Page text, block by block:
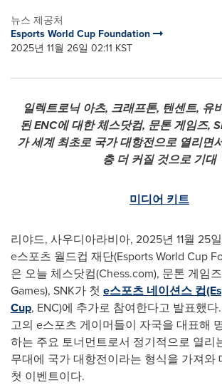
뉴스 제공처
Esports World Cup Foundation
2025년 11월 26일 02:11 KST
일렉트로닉 아츠, 크래프톤, 텐센트, 유
된ENC에 대한체스닷컴, 문톤 게임즈,
가세계 최초로 국가 대항전으로 열리면
층 더 커질 것으로 기대
미디어 키트
리야드, 사우디아라비아, 2025년 11월 25일
e스포츠 월드컵 재단(Esports World Cup
은 오늘 체스닷컴(Chess.com), 문톤 게임
Games), SNK가 첫 e스포츠 네이션스 컵
Cup, ENC)에 추가로 참여한다고 발표했다
고의 e스포츠 게이머들이 자국을 대표해
하는 주요 토너먼트로서 정기적으로 열리
무대에 국가 대항전이라는 형식을 가져와
첫 이벤트이다.